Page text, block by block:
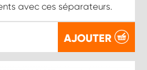
avec ces séparateurs.
AJOUTER